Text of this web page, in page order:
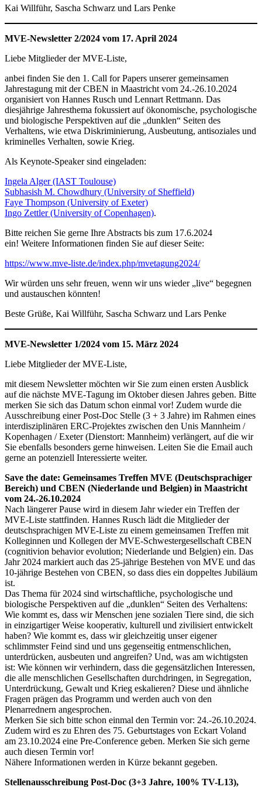
Kai Willführ, Sascha Schwarz und Lars Penke
MVE-Newsletter 2/2024 vom 17. April 2024
Liebe Mitglieder der MVE-Liste,
anbei finden Sie den 1. Call for Papers unserer gemeinsamen
Jahrestagung mit der CBEN in Maastricht vom 24.-26.10.2024
organisiert von Hannes Rusch und Lennart Rettmann. Das
diesjährige Jahresthema fokussiert auf ökonomische, psychologische
und biologische Perspektiven auf die „dunklen“ Seiten des
Verhaltens, wie etwa Diskriminierung, Ausbeutung, antisoziales und
kriminelles Verhalten, sowie Krieg.
Als Keynote-Speaker sind eingeladen:
Ingela Alger (IAST Toulouse)
Subhasish M. Chowdhury (University of Sheffield)
Faye Thompson (University of Exeter)
Ingo Zettler (University of Copenhagen).
Bitte reichen Sie gerne Ihre Abstracts bis zum 17.6.2024
ein! Weitere Informationen finden Sie auf dieser Seite:
https://www.mve-liste.de/index.php/mvetagung2024/
Wir würden uns sehr freuen, wenn wir uns wieder „live“ begegnen
und austauschen könnten!
Beste Grüße, Kai Willführ, Sascha Schwarz und Lars Penke
MVE-Newsletter 1/2024 vom 15. März 2024
Liebe Mitglieder der MVE-Liste,
mit diesem Newsletter möchten wir Sie zum einen ersten Ausblick
auf die nächste MVE-Tagung im Oktober diesen Jahres geben. Bitte
merken Sie sich das Datum schon einmal vor! Zudem wurde die
Ausschreibung einer Post-Doc Stelle (3 + 3 Jahre) im Rahmen eines
interdisziplinären ERC-Projektes zwischen den Unis Mannheim /
Kopenhagen / Exeter (Dienstort: Mannheim) verlängert, auf die wir
Sie ebenfalls besonders gerne hinweisen. Leiten Sie die Email auch
gerne an potenziell Interessierte weiter.
Save the date: Gemeinsames Treffen MVE (Deutschsprachiger
Bereich) und CBEN (Niederlande und Belgien) in Maastricht
vom 24.-26.10.2024
Nach längerer Pause wird in diesem Jahr wieder ein Treffen der
MVE-Liste stattfinden. Hannes Rusch lädt die Mitglieder der
deutschsprachigen MVE-Liste zu einem gemeinsamen Treffen mit
Kolleginnen und Kollegen der MVE-Schwestergesellschaft CBEN
(cognitivion behavior evolution; Niederlande und Belgien) ein. Das
Jahr 2024 markiert auch das 25-jährige Bestehen von MVE und das
10-jährige Bestehen von CBEN, so dass dies ein doppeltes Jubiläum
ist.
Das Thema für 2024 sind wirtschaftliche, psychologische und
biologische Perspektiven auf die „dunklen“ Seiten des Verhaltens:
Wie kommt es, dass wir Menschen jene sozialen Tiere sind, die sich
in einzigartiger Weise kooperativ, kulturell und zivilisiert entwickelt
haben? Wie kommt es, dass wir gleichzeitig unser eigener
schlimmster Feind sind und uns gegenseitig entmenschlichen,
unterdrücken, ausbeuten und angreifen? Und, was am wichtigsten
ist: Wie können wir verhindern, dass die gegensätzlichen Interessen,
die alle menschlichen Gesellschaften durchdringen, in Segregation,
Unterdrückung, Gewalt und Krieg eskalieren? Diese und ähnliche
Fragen prägen das Programm und werden auch von den
Plenarrednern angesprochen.
Merken Sie sich bitte schon einmal den Termin vor: 24.-26.10.2024.
Zudem wird es zu Ehren des 75. Geburtstages von Eckart Voland
am 23.10.2024 eine Pre-Conference geben. Merken Sie sich gerne
auch diesen Termin vor!
Nähere Informationen werden in Kürze bekannt gegeben.
Stellenausschreibung Post-Doc (3+3 Jahre, 100% TV-L13),